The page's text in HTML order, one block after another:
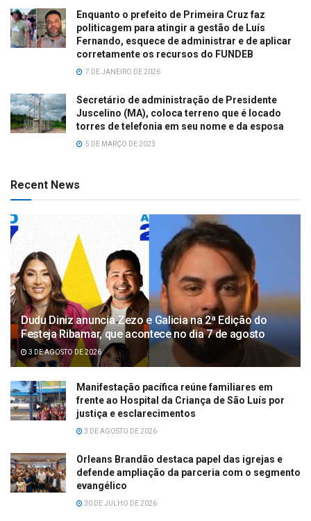
Enquanto o prefeito de Primeira Cruz faz
politicagem para atingir a gestão de Luís
Fernando, esquece de administrar e de aplicar
corretamente os recursos do FUNDEB
7 DE JANEIRO DE 2026
Secretário de administração de Presidente
Juscelino (MA), coloca terreno que é locado
torres de telefonia em seu nome e da esposa
5 DE MARÇO DE 2023
Recent News
Dudu Diniz anuncia Zezo e Galicia na 2ª Edição do
Festeja Ribamar, que acontece no dia 7 de agosto
3 DE AGOSTO DE 2026
Manifestação pacífica reúne familiares em
frente ao Hospital da Criança de São Luís por
justiça e esclarecimentos
3 DE AGOSTO DE 2026
Orleans Brandão destaca papel das igrejas e
defende ampliação da parceria com o segmento
evangélico
30 DE JULHO DE 2026